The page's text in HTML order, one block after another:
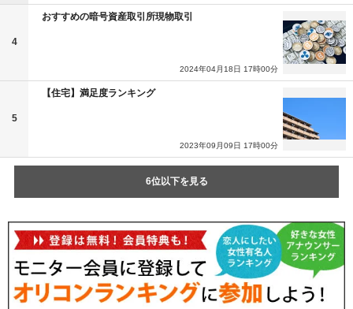
4
おすすめの暗号資産取引所現物取引
2024年04月18日 17時00分
5
【住宅】満足度ランキング
2023年09月09日 17時00分
6位以下を見る